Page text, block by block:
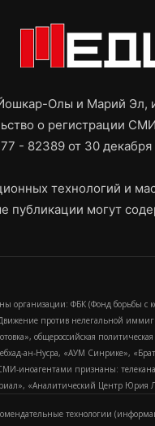
Олы и Марий Эл,
о регистрации СМИ
- 82389 от 30 декабря
технологий и
публикации могут
организации: ФБК (Фонд борьбы
против нелегальной
общероссийская
ан-Нусра, «АУМ Синрике»,
иноагентами признаны:
«Аналитический Центр Юрия
технологии